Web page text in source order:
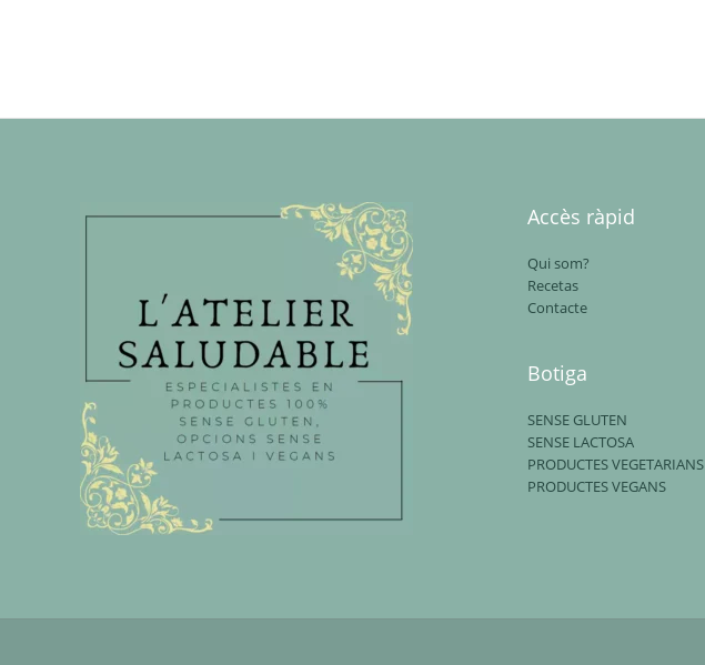
Accès ràpid
Qui som?
Recetas
Contacte
Botiga
SENSE GLUTEN
SENSE LACTOSA
PRODUCTES VEGETARIANS
PRODUCTES VEGANS